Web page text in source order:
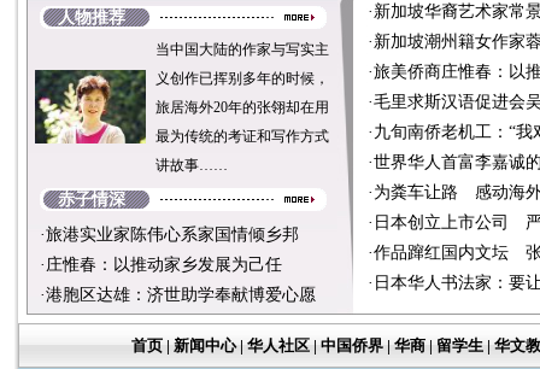
人物推荐
当中国大陆的作家与写实主
义创作已挥别多年的时候，
旅居海外20年的张翎却在用
最为传统的考证和写作方式
讲故事……
赤子情深
·旅港实业家陈伟心系家国情倾乡邦
· 庄惟春：以推动家乡发展为己任
·港胞区达雄：济世助学奉献博爱心愿
· 新加坡华裔艺术家常
· 新加坡潮州籍女作家
·旅美侨商庄惟春：以
·毛里求斯汉语促进会
· 九旬南侨老机工：“我
·世界华人首富李嘉诚
· 为粪车让路 感动海
· 日本创立上市公司
·作品蹿红国内文坛
· 日本华人书法家：要
首页| 新闻中心| 华人社区| 中国侨界| 华商| 留学生| 华文